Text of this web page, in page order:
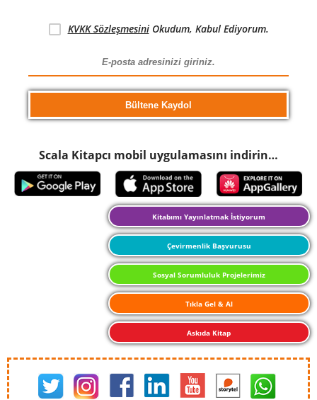
KVKK SözleşmesiniOkudum, Kabul Ediyorum.
Scala Kitapcı mobil uygulamasını indirin…
Kitabımı Yayınlatmak İstiyorum
Çevirmenlik Başvurusu
Sosyal Sorumluluk Projelerimiz
Tıkla Gel & Al
Askıda Kitap